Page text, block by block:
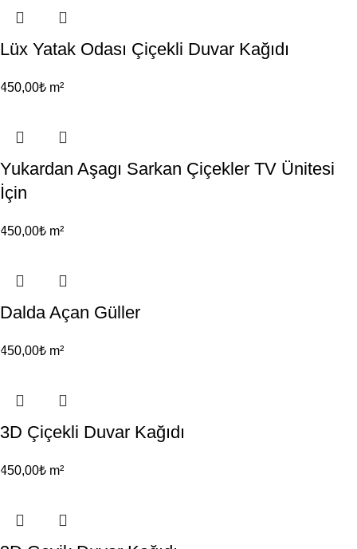
Lüx Yatak Odası Çiçekli Duvar Kağıdı
450,00₺ m²
Yukardan Aşagı Sarkan Çiçekler TV Ünitesi
İçin
450,00₺ m²
Dalda Açan Güller
450,00₺ m²
3D Çiçekli Duvar Kağıdı
450,00₺ m²